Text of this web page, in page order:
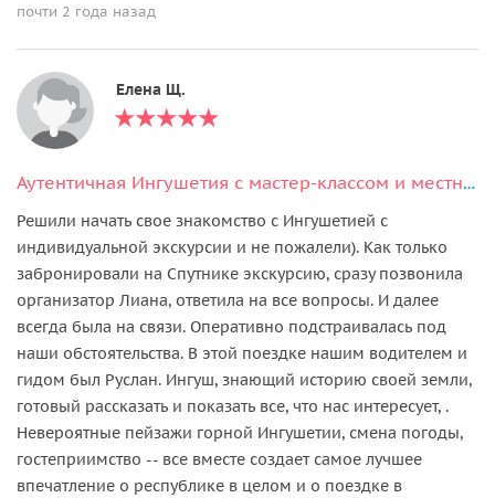
почти 2 года назад
Елена Щ.
Аутентичная Ингушетия с мастер-классом и местным колоритом
Решили начать свое знакомство с Ингушетией с
индивидуальной экскурсии и не пожалели). Как только
забронировали на Спутнике экскурсию, сразу позвонила
организатор Лиана, ответила на все вопросы. И далее
всегда была на связи. Оперативно подстраивалась под
наши обстоятельства. В этой поездке нашим водителем и
гидом был Руслан. Ингуш, знающий историю своей земли,
готовый рассказать и показать все, что нас интересует, .
Невероятные пейзажи горной Ингушетии, смена погоды,
гостеприимство -- все вместе создает самое лучшее
впечатление о республике в целом и о поездке в